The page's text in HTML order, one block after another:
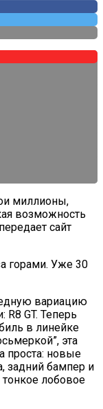
миллионы,
возможность
сайт
горами. Уже 30
вариацию
R8 GT. Теперь
в линейке
эта
проста: новые
задний бампер и
лобовое